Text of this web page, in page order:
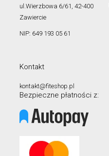
ul.Wierzbowa 6/61, 42-400
Zawiercie
NIP: 649 193 05 61
Kontakt
kontakt@fiteshop.pl
Bezpieczne płatności z: